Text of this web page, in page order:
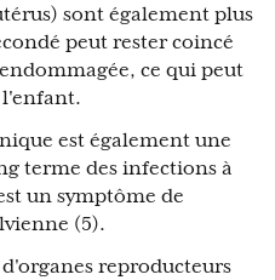
sont également plus
peut rester coincé
ce qui peut
l'enfant.
est également une
terme des infections à
un symptôme de
(5).
reproducteurs